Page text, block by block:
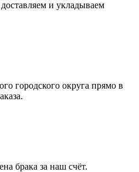
и укладываем
городского округа прямо в
брака за наш счёт.